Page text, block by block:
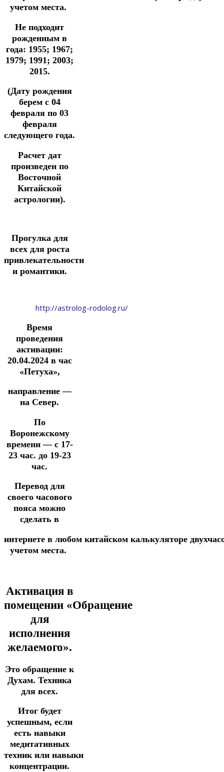
учетом места.
Не подходит
рожденным в
года: 1955; 1967;
1979; 1991; 2003;
2015.
(Дату рождения
берем с 04
февраля по 03
февраля
следующего года.
Расчет дат
произведен по
Восточной
Китайской
астрологии).
Прогулка для
всех для роста
привлекательности
и романтики.
http://astrolog-rodolog.ru/
Время
проведения
активации:
20.04.2024в час
«Петуха»,
направление —
на Север.
По
Воронежскому
времени — с 17-
23 час. до 19-23
час.
Перевод для
своего часового
пояса можно
сделать в
интернете в любом китайском калькуляторе
учетом места.
Активация в
помещении «Обращение
для
исполнения
желаемого».
Это обращение к
Духам. Техника
для всех.
Итог будет
успешным, если
есть навыки
медитативных
техник или навыки
концентрации.